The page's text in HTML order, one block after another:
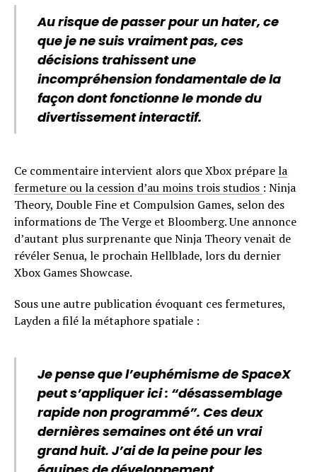
Au risque de passer pour un hater, ce
que je ne suis vraiment pas, ces
décisions trahissent une
incompréhension fondamentale de la
façon dont fonctionne le monde du
divertissement interactif.
Ce commentaire intervient alors que Xbox préparela
fermeture ou la cession d’au moins trois studios : Ninja
Theory, Double Fine et Compulsion Games, selon des
informations de The Verge et Bloomberg. Une annonce
d’autant plus surprenante que Ninja Theory venait de
révéler Senua, le prochain Hellblade, lors du dernier
Xbox Games Showcase.
Sous une autre publication évoquant ces fermetures,
Layden a filé la métaphore spatiale :
Je pense que l’euphémisme de SpaceX
peut s’appliquer ici : “désassemblage
rapide non programmé”. Ces deux
dernières semaines ont été un vrai
grand huit. J’ai de la peine pour les